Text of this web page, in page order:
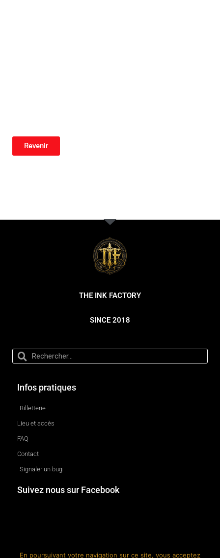
Revenir
THE INK FACTORY
SINCE 2018
Infos pratiques
Billetterie
Lieu et accès
FAQ
Contact
Signaler un bug
Suivez nous sur Facebook
En poursuivant votre navigation sur ce site, vous acceptez